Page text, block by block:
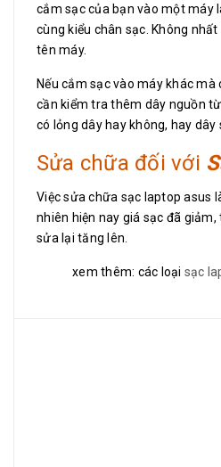
cắm sạc của bạn vào một máy
cùng kiểu chân sạc. Không
tên máy.
Nếu cắm sạc vào máy khác mà
cần kiểm tra thêm dây nguồn
có lỏng dây hay không, hay
Sửa chữa đối với
Việc sửa chữa sạc laptop asus
nhiên hiện nay giá sạc đã
sửa lại tăng lên.
xem thêm: các loại sạc